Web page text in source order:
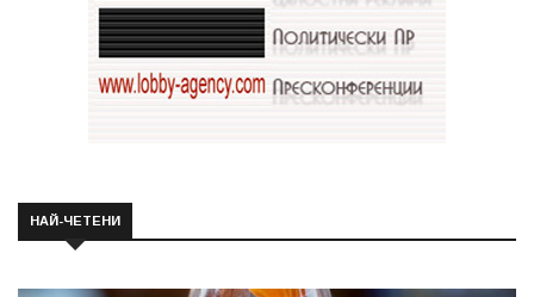
НАЙ-ЧЕТЕНИ